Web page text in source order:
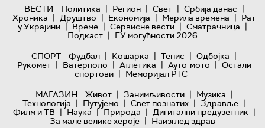
ВЕСТИ Политика | Регион | Свет | Србија данас |
Хроника | Друштво | Економија | Мерила времена | Рат
у Украјини | Време | Сервисне вести | Сматрачница |
Подкаст | ЕУ могућности 2026
СПОРТ
Фудбал | Кошарка | Тенис | Одбојка |
Рукомет | Ватерполо | Атлетика | Ауто-мото | Остали
спортови | Меморијал РТС
МАГАЗИН
Живот | Занимљивости | Музика |
Технологијa | Путујемо | Свет познатих | Здравље |
Филм и ТВ | Наука | Природа | Дигитални предузетник |
За мале велике хероје | Наизглед здрав